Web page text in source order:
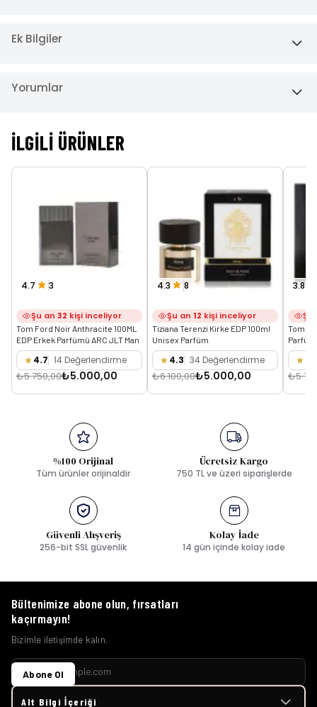
Ek Bilgiler
Yorumlar
İLGILI ÜRÜNLER
4.7 3
Şu an 32 kişi inceliyor
Tom Ford Noir Anthracite 100ML
EDP Erkek Parfümü ARC JLT Man
4.7 14 Değerlendirme
₺5.750,00₺5.000,00
4.3 8
Şu an 12 kişi inceliyor
Tiziana Terenzi Kirke EDP 100ml
Unisex Parfüm
4.3 34 Değerlendirme
₺6.100,00₺5.000,00
3.8
Şu
Tom
%100 Orijinal
Tüm ürünler orijinaldir
Ücretsiz Kargo
750 TL ve üzeri siparişlerde
Güvenli Alışveriş
256-bit SSL güvenlik
Kolay İade
14 gün içinde kolay iade
Alt Bilgi İçeriği
Bültenimize abone olun, fırsatları
kaçırmayın!
Bizimle iletişimde kalın.
Abone Ol